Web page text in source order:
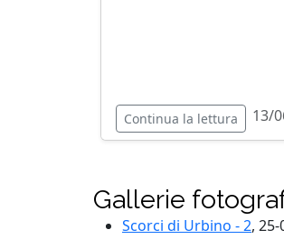
Continua la lettura 13/
Gallerie
Scorci di Urbino - 2,